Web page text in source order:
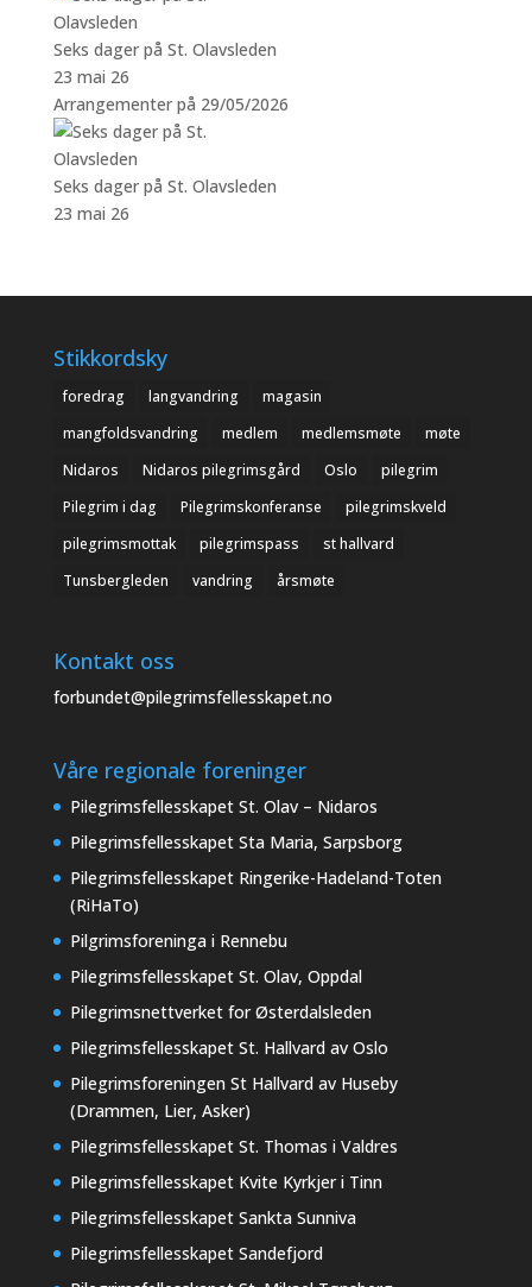
Seks dager på St. Olavsleden
23 mai 26
Arrangementer på 29/05/2026
Seks dager på St. Olavsleden
23 mai 26
Stikkordsky
foredrag langvandring
magasin
mangfoldsvandring
medlem medlemsmøte
møte
Nidaros
Nidaros pilegrimsgård Oslo
pilegrim
Pilegrim i dag
Pilegrimskonferanse
pilegrimskveld
pilegrimsmottak
pilegrimspass
st hallvard
Tunsbergleden
vandring årsmøte
Kontakt oss
forbundet@pilegrimsfellesskapet.no
Våre regionale foreninger
Pilegrimsfellesskapet St. Olav – Nidaros
Pilegrimsfellesskapet Sta Maria, Sarpsborg
Pilegrimsfellesskapet Ringerike-Hadeland-Toten
(RiHaTo)
Pilgrimsforeninga i Rennebu
Pilegrimsfellesskapet St. Olav, Oppdal
Pilegrimsnettverket for Østerdalsleden
Pilegrimsfellesskapet St. Hallvard av Oslo
Pilegrimsforeningen St Hallvard av Huseby
(Drammen, Lier, Asker)
Pilegrimsfellesskapet St. Thomas i Valdres
Pilegrimsfellesskapet Kvite Kyrkjer i Tinn
Pilegrimsfellesskapet Sankta Sunniva
Pilegrimsfellesskapet Sandefjord